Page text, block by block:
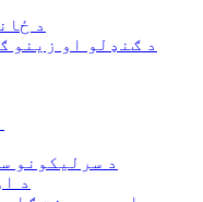
د
د ګنډلو او زینو
د سرلیکونو
د